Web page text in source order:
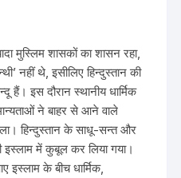
मुस्लिम शासकों का शासन रहा,
नहीं थे, इसीलिए हिन्दुस्तान की
हैं। इस दौरान स्थानीय धार्मिक
ने बाहर से आने वाले
हिन्दुस्तान के साधू-सन्त और
इस्लाम में कुबूल कर लिया गया।
इस्लाम के बीच धार्मिक,